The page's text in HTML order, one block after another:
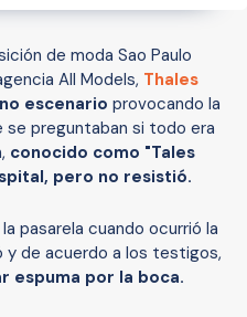
de moda Sao Paulo
All Models, Thales
escenario provocando la
preguntaban si todo era
conocido como "Tales
pero no resistió.
pasarela cuando ocurrió la
y de acuerdo a los testigos,
espuma por la boca.